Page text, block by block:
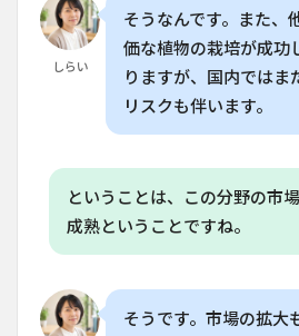
しらい
そうなんです。また、
価な植物の栽培が成功
りますが、国内ではま
リスクも伴います。
ということは、この分野の市
成熟ということですね。
そうです。市場の拡大